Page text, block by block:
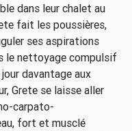
dans leur chalet au
fait les poussières,
ses aspirations
le nettoyage compulsif
davantage aux
Grete se laisse aller
carpato-
fort et musclé